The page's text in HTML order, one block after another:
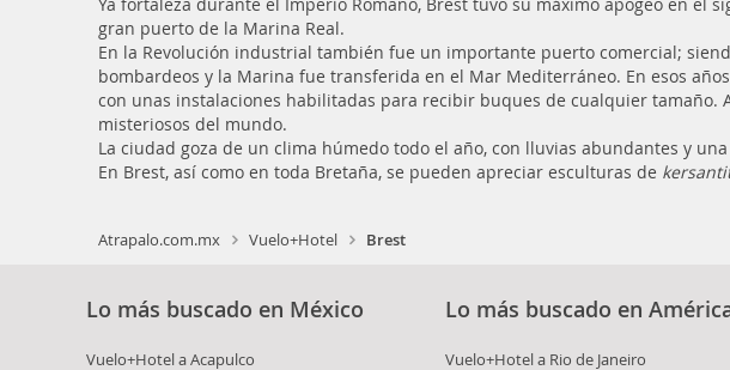
gran puerto de la Marina Real.
En la Revolución industrial también fue un importante puerto comercial;
bombardeos y la Marina fue transferida en el Mar Mediterráneo. En esos
con unas instalaciones habilitadas para recibir buques de cualquier tamaño.
misteriosos del mundo.
La ciudad goza de un clima húmedo todo el año, con lluvias abundantes y
En Brest, así como en toda Bretaña, se pueden apreciar esculturas de
Atrapalo.com.mx Vuelo+Hotel Brest
Lo más buscado en México
Vuelo+Hotel a Acapulco
Lo más buscado en
Vuelo+Hotel a Rio de Janeiro